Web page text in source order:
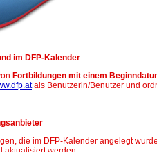
im DFP-Kalender
Fortbildungen mit einem
als Benutzerin/Benutzer und
die im DFP-Kalender angelegt